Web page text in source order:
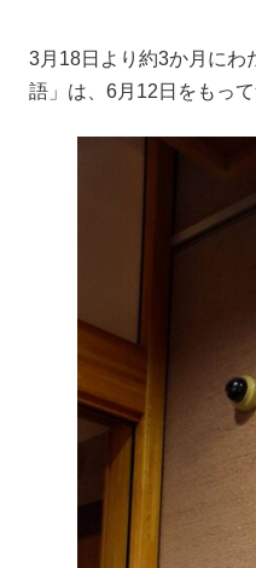
3月18日より約3か月にわ
語」は、6月12日をもっ